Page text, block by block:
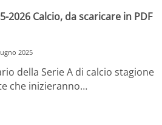
2026 Calcio, da scaricare in PDF
2025
della Serie A di calcio stagione
che inizieranno…